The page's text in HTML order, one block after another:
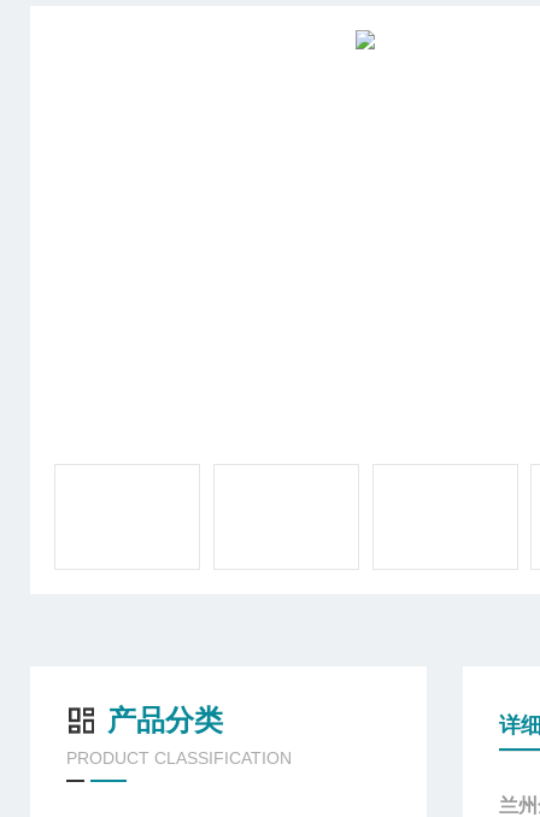
产品分类
PRODUCT CLASSIFICATION
详
兰